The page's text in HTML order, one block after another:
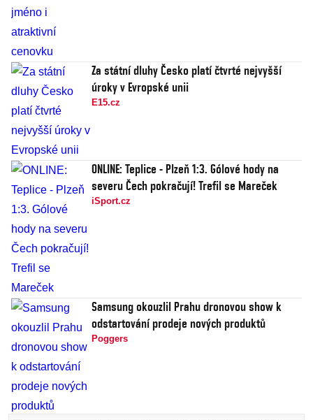
Za státní dluhy Česko platí čtvrté nejvyšší
úroky v Evropské unii
E15.cz
ONLINE: Teplice - Plzeň 1:3. Gólové hody na
severu Čech pokračují! Trefil se Mareček
iSport.cz
Samsung okouzlil Prahu dronovou show k
odstartování prodeje nových produktů
Poggers